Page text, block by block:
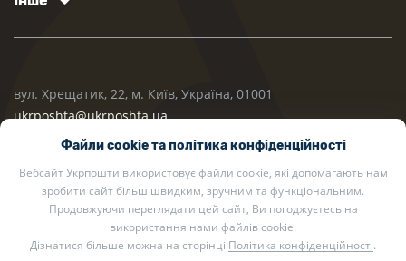
Файли cookie та політика конфіденційності
Вебсайт Укрпошти використовує файли cookie, які допомагають нам
зробити сайт більш швидким, зручним та функціональним.
Продовжуючи переглядати цей сайт, Ви погоджуєтесь на
використання нами файлів cookie.
Дізнатися більше можна на сторінці Політика конфіденційності.
вул. Хрещатик, 22, м. Київ, Україна, 01001
ukrposhta@ukrposhta.ua